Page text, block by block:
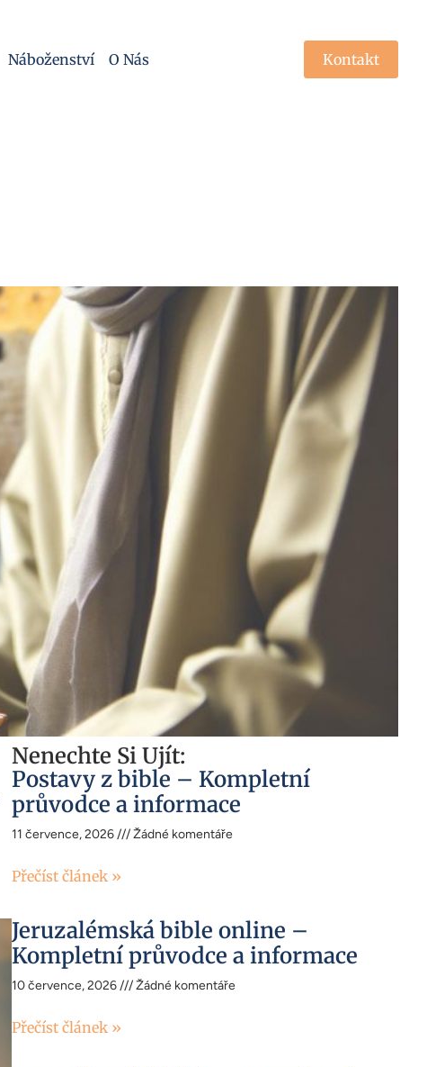
Náboženství O Nás Kontakt
Nenechte Si Ujít:
Postavy z bible – Kompletní
průvodce a informace
11 července, 2026 Žádné komentáře
Přečíst článek »
Jeruzalémská bible online –
Kompletní průvodce a informace
10 července, 2026 Žádné komentáře
Přečíst článek »